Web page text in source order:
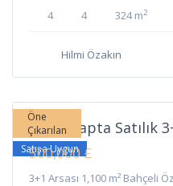
4 4 324 m2
Hilmi Özakın
Öne
Çıkarılan
Satışa Uygun
Girne Lapta Satılık
500,000 £
3+1 Arsası 1,100 m² Bahçeli